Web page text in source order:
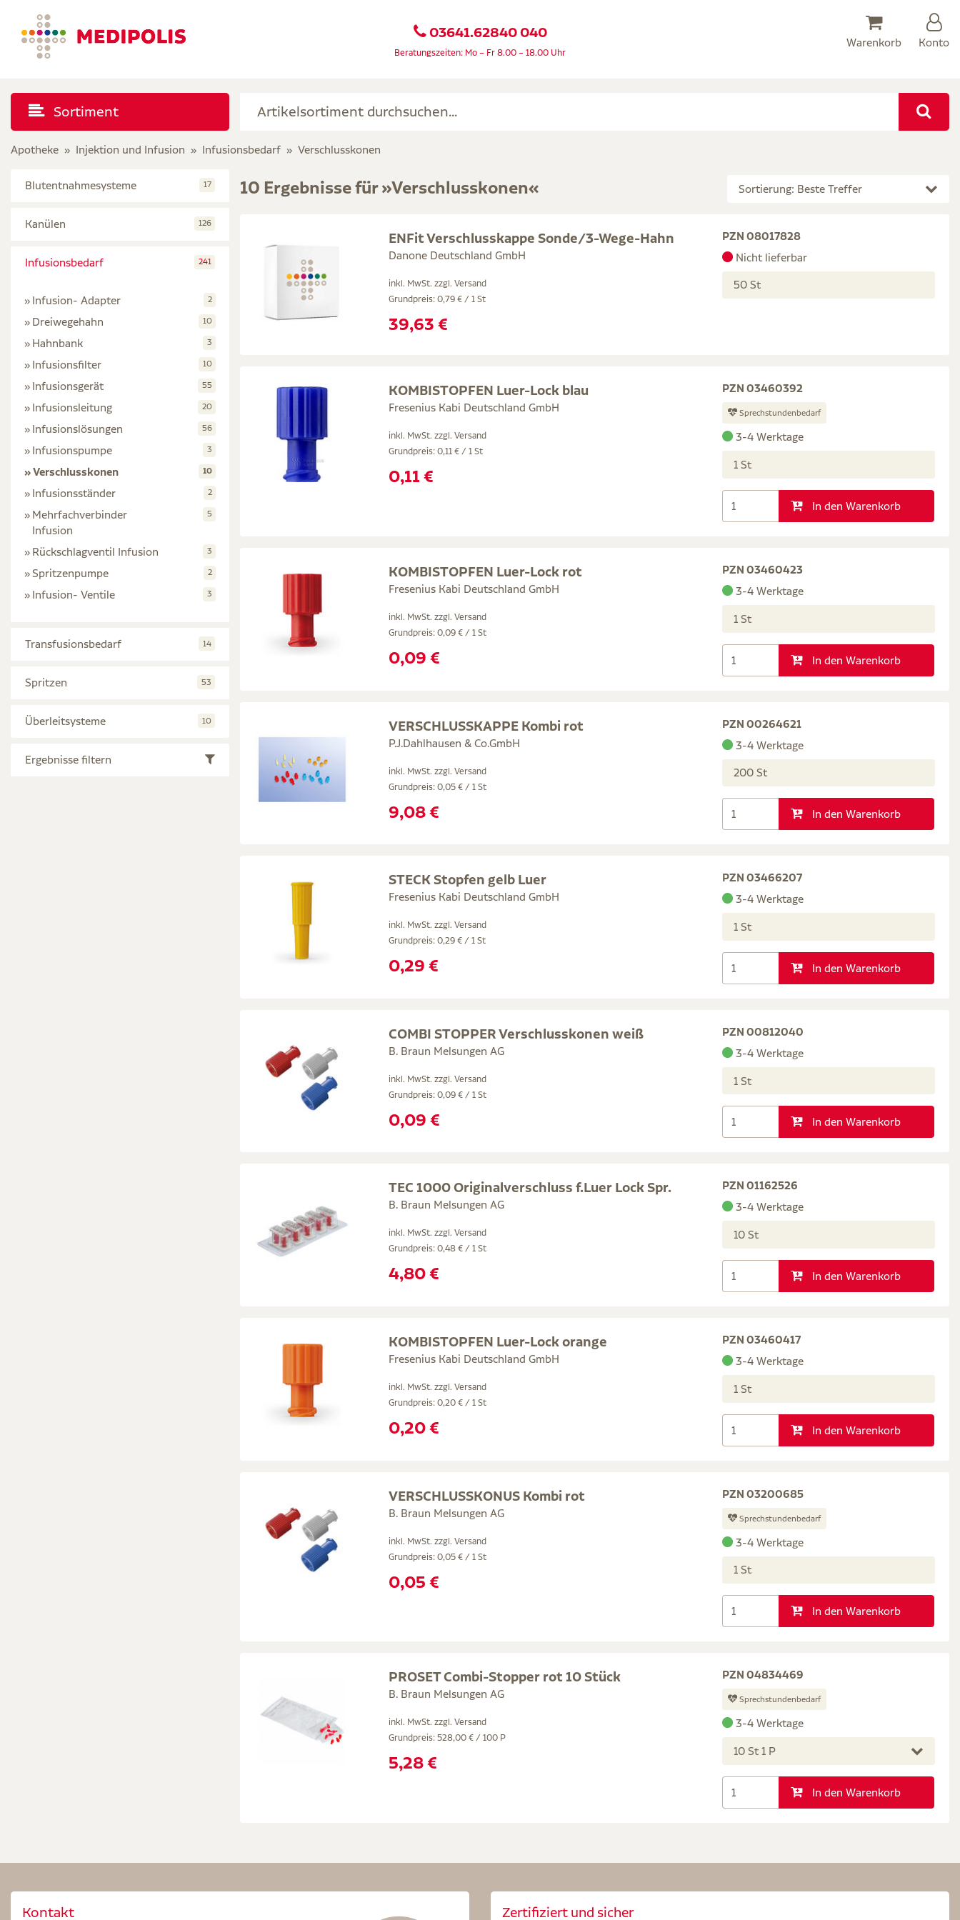
03641.62840 040
Beratungszeiten: Mo – Fr 8.00 – 18.00 Uhr
Warenkorb Konto
Sortiment
Apotheke Injektion und Infusion Infusionsbedarf Verschlusskonen
Blutentnahmesysteme 17
Kanülen 126
Infusionsbedarf 241
Infusion- Adapter 2
Dreiwegehahn 10
Hahnbank 3
Infusionsfilter 10
Infusionsgerät 55
Infusionsleitung 20
Infusionslösungen 56
Infusionspumpe 3
Verschlusskonen 10
Infusionsständer 2
Mehrfachverbinder
Infusion
5
Rückschlagventil Infusion 3
Spritzenpumpe 2
Infusion- Ventile 3
Transfusionsbedarf 14
Spritzen 53
Überleitsysteme 10
Ergebnisse filtern
10 Ergebnisse für »Verschlusskonen« Sortierung: Beste Treffer
ENFit Verschlusskappe Sonde/3-Wege-Hahn
Danone Deutschland GmbH
inkl. MwSt. zzgl. Versand
Grundpreis: 0,79 € / 1 St
39,63 €
PZN 08017828
Nicht lieferbar
50 St
KOMBISTOPFEN Luer-Lock blau
Fresenius Kabi Deutschland GmbH
inkl. MwSt. zzgl. Versand
Grundpreis: 0,11 € / 1 St
0,11 €
PZN 03460392
Sprechstundenbedarf
3-4 Werktage
1 St
In den Warenkorb
KOMBISTOPFEN Luer-Lock rot
Fresenius Kabi Deutschland GmbH
inkl. MwSt. zzgl. Versand
Grundpreis: 0,09 € / 1 St
0,09 €
PZN 03460423
3-4 Werktage
1 St
In den Warenkorb
VERSCHLUSSKAPPE Kombi rot
P.J.Dahlhausen & Co.GmbH
inkl. MwSt. zzgl. Versand
Grundpreis: 0,05 € / 1 St
9,08 €
PZN 00264621
3-4 Werktage
200 St
In den Warenkorb
STECK Stopfen gelb Luer
Fresenius Kabi Deutschland GmbH
inkl. MwSt. zzgl. Versand
Grundpreis: 0,29 € / 1 St
0,29 €
PZN 03466207
3-4 Werktage
1 St
In den Warenkorb
COMBI STOPPER Verschlusskonen weiß
B. Braun Melsungen AG
inkl. MwSt. zzgl. Versand
Grundpreis: 0,09 € / 1 St
0,09 €
PZN 00812040
3-4 Werktage
1 St
In den Warenkorb
TEC 1000 Originalverschluss f.Luer Lock Spr.
B. Braun Melsungen AG
inkl. MwSt. zzgl. Versand
Grundpreis: 0,48 € / 1 St
4,80 €
PZN 01162526
3-4 Werktage
10 St
In den Warenkorb
KOMBISTOPFEN Luer-Lock orange
Fresenius Kabi Deutschland GmbH
inkl. MwSt. zzgl. Versand
Grundpreis: 0,20 € / 1 St
0,20 €
PZN 03460417
3-4 Werktage
1 St
In den Warenkorb
VERSCHLUSSKONUS Kombi rot
B. Braun Melsungen AG
inkl. MwSt. zzgl. Versand
Grundpreis: 0,05 € / 1 St
0,05 €
PZN 03200685
Sprechstundenbedarf
3-4 Werktage
1 St
In den Warenkorb
PROSET Combi-Stopper rot 10 Stück
B. Braun Melsungen AG
inkl. MwSt. zzgl. Versand
Grundpreis: 528,00 € / 100 P
5,28 €
PZN 04834469
Sprechstundenbedarf
3-4 Werktage
10 St 1 P
In den Warenkorb
Kontakt Zertifiziert und sicher